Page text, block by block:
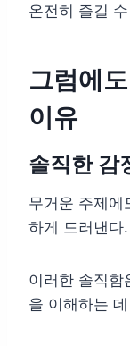
온전히 즐길
그럼에
이유
솔직한 감
무거운 주제에
하게 드러낸다
이러한 솔직함
을 이해하는